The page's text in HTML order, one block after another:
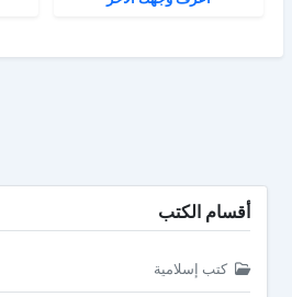
أقسام الكتب
كتب إسلامية